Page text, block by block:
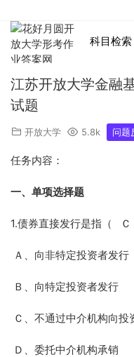
科目检索
江苏开放大学金融
试题
开放大学 5.8k 问题
任务内容：
一、单项选择题
1.债券直接发行是指（ Ｃ
Ａ、向非特定投资者发行
Ｂ、向特定投资者发行
Ｃ、不通过中介机构向投
Ｄ、委托中介机构承销